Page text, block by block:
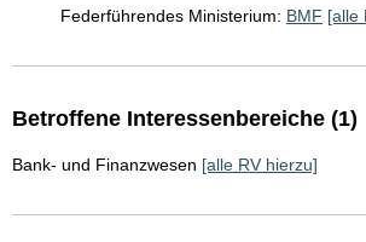
Federführendes Ministerium: BMF [alle
Betroffene Interessenbereiche (1)
Bank- und Finanzwesen [alle RV hierzu]